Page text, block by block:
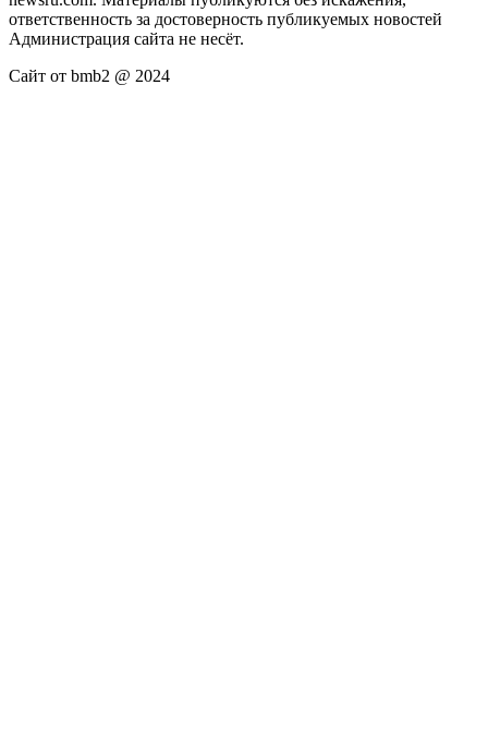
ответственность за достоверность публикуемых новостей
Администрация сайта не несёт.
Сайт от bmb2 @ 2024